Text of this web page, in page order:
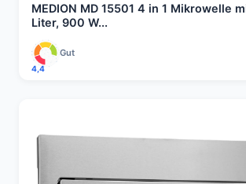
MEDION MD 15501 4 in 1 Mikrowelle
Liter, 900 W...
4,4
Gut